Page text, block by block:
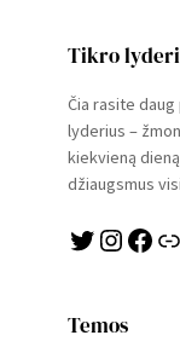
Tikro
Čia rasite
lyderius –
kiekvieną
džiaugsmus
Twitter Instagram Facebook Link
Temos